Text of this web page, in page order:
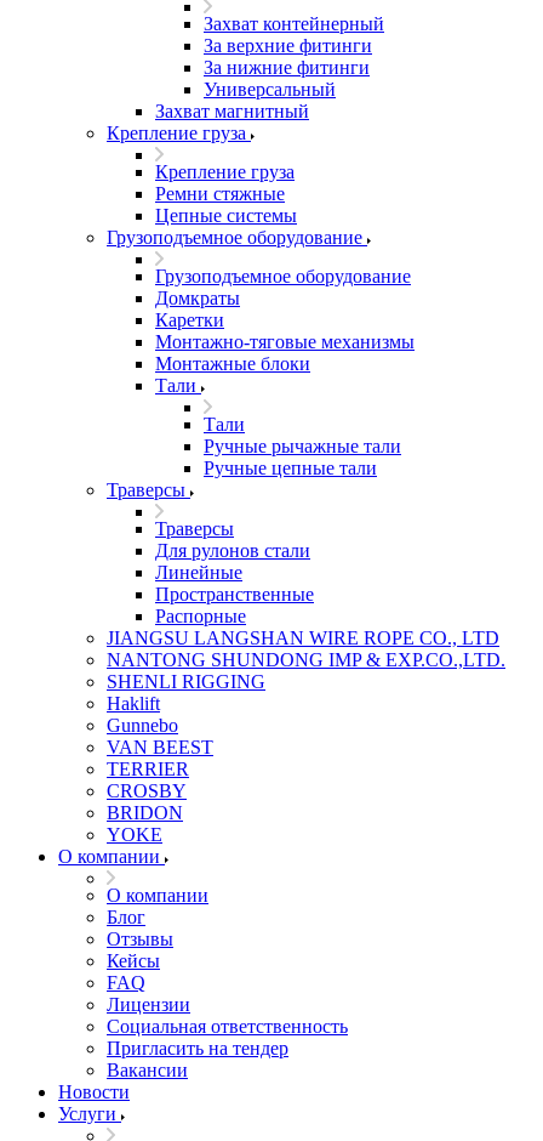
Захват контейнерный
За верхние фитинги
За нижние фитинги
Универсальный
Захват магнитный
Крепление груза
Крепление груза
Ремни стяжные
Цепные системы
Грузоподъемное оборудование
Грузоподъемное оборудование
Домкраты
Каретки
Монтажно-тяговые механизмы
Монтажные блоки
Тали
Тали
Ручные рычажные тали
Ручные цепные тали
Траверсы
Траверсы
Для рулонов стали
Линейные
Пространственные
Распорные
JIANGSU LANGSHAN WIRE ROPE CO., LTD
NANTONG SHUNDONG IMP & EXP.CO.,LTD.
SHENLI RIGGING
Haklift
Gunnebo
VAN BEEST
TERRIER
CROSBY
BRIDON
YOKE
О компании
О компании
Блог
Отзывы
Кейсы
FAQ
Лицензии
Социальная ответственность
Пригласить на тендер
Вакансии
Новости
Услуги